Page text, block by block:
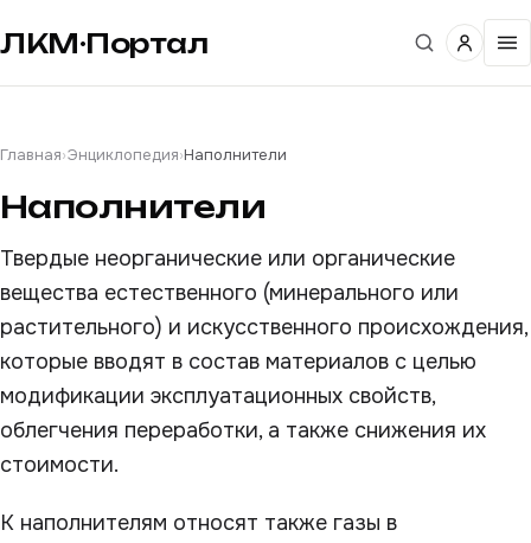
ЛКМ·Портал
Главная›Энциклопедия›Наполнители
Наполнители
Твердые неорганические или органические
вещества естественного (минерального или
растительного) и искусственного происхождения,
которые вводят в состав материалов с целью
модификации эксплуатационных свойств,
облегчения переработки, а также снижения их
стоимости.
К наполнителям относят также газы в